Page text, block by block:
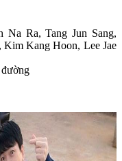
Na Ra, Tang Jun Sang,
Kim Kang Hoon, Lee Jae